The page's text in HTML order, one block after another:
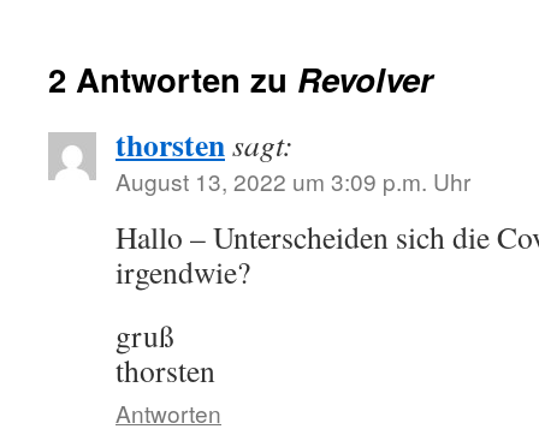
2 Antworten zu Revolver
thorstensagt:
August 13, 2022 um 3:09 p.m. Uhr
Hallo – Unterscheiden sich die
irgendwie?
gruß
thorsten
Antworten